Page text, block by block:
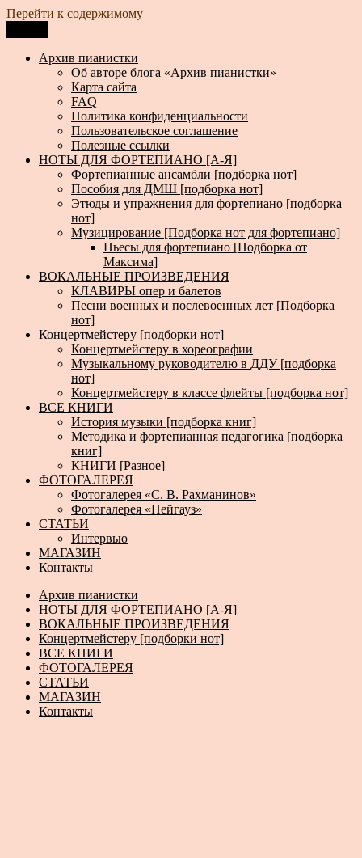
Перейти к содержимому
Архив пианистки
Всё для пианистов: ноты, книги, музыка, статьи…
Архив пианистки
Об авторе блога «Архив пианистки»
Карта сайта
FAQ
Политика конфиденциальности
Пользовательское соглашение
Полезные ссылки
НОТЫ ДЛЯ ФОРТЕПИАНО [А-Я]
Фортепианные ансамбли [подборка нот]
Пособия для ДМШ [подборка нот]
Этюды и упражнения для фортепиано [подборка
нот]
Музицирование [Подборка нот для фортепиано]
Пьесы для фортепиано [Подборка от
Максима]
ВОКАЛЬНЫЕ ПРОИЗВЕДЕНИЯ
КЛАВИРЫ опер и балетов
Песни военных и послевоенных лет [Подборка
нот]
Концертмейстеру [подборки нот]
Концертмейстеру в хореографии
Музыкальному руководителю в ДДУ [подборка
нот]
Концертмейстеру в классе флейты [подборка нот]
ВСЕ КНИГИ
История музыки [подборка книг]
Методика и фортепианная педагогика [подборка
книг]
КНИГИ [Разное]
ФОТОГАЛЕРЕЯ
Фотогалерея «С. В. Рахманинов»
Фотогалерея «Нейгауз»
СТАТЬИ
Интервью
МАГАЗИН
Контакты
Архив пианистки
НОТЫ ДЛЯ ФОРТЕПИАНО [А-Я]
ВОКАЛЬНЫЕ ПРОИЗВЕДЕНИЯ
Концертмейстеру [подборки нот]
ВСЕ КНИГИ
ФОТОГАЛЕРЕЯ
СТАТЬИ
МАГАЗИН
Контакты